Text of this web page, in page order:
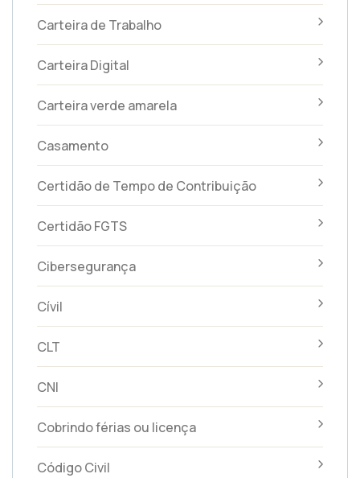
Carteira de Trabalho
Carteira Digital
Carteira verde amarela
Casamento
Certidão de Tempo de Contribuição
Certidão FGTS
Cibersegurança
Cívil
CLT
CNI
Cobrindo férias ou licença
Código Civil